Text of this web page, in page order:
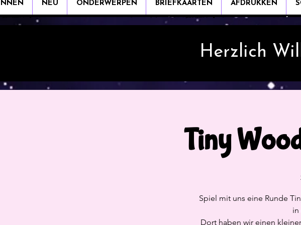
NEU ONDERWERPEN BRIEFKAARTEN AFDRUKKEN
Herzlich
Tiny
Spiel mit uns eine Runde
in
Dort haben wir einen